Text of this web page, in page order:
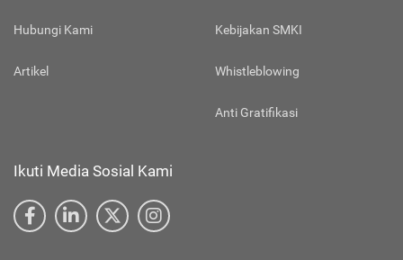
Hubungi Kami
Artikel
Kebijakan SMKI
Whistleblowing
Anti Gratifikasi
Ikuti Media Sosial Kami